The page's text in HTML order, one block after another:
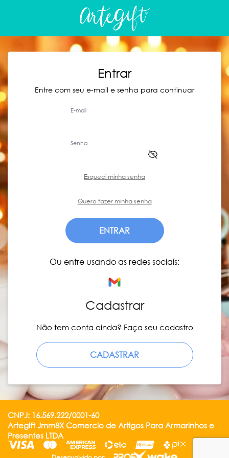
Entrar
Entre com seu e-mail e senha para continuar
E-mail
Senha
Esqueci minha senha
Quero fazer minha senha
ENTRAR
Ou entre usando as redes sociais:
Cadastrar
Não tem conta ainda? Faça seu cadastro
CADASTRAR
CNPJ: 16.569.222/0001-60
Artegift Jmm8X Comercio de Artigos Para Armarinhos e
Presentes LTDA